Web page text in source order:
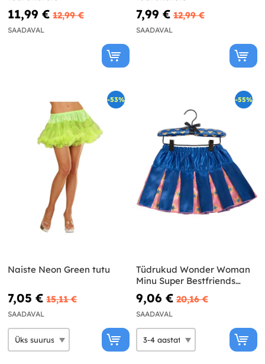
11,99 € 12,99 €
SAADAVAL
7,99 € 12,99 €
SAADAVAL
-53%
Naiste Neon Green tutu
7,05 € 15,11 €
SAADAVAL
-55%
Tüdrukud Wonder Woman
Minu Super Bestfriends
seelik
9,06 € 20,16 €
SAADAVAL